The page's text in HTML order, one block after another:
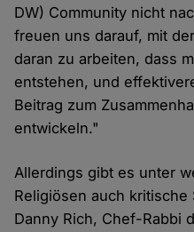
DW) Community nicht
freuen uns darauf, mit
daran zu arbeiten, dass
entstehen, und
Beitrag zum
entwickeln."
Allerdings gibt es unter
Religiösen auch kritische
Danny Rich, Chef-Rabbi